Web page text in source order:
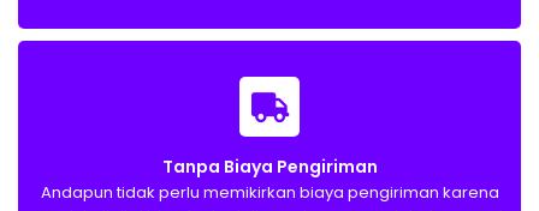
Tanpa Biaya Pengiriman
Andapun tidak perlu memikirkan biaya pengiriman karena